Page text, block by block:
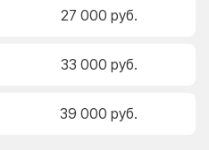
27 000 руб.
33 000 руб.
39 000 руб.